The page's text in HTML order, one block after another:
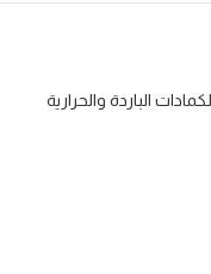
الباردة والحرارية